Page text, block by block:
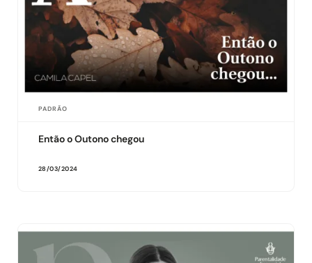
PADRÃO
Então o Outono chegou
28/03/2024